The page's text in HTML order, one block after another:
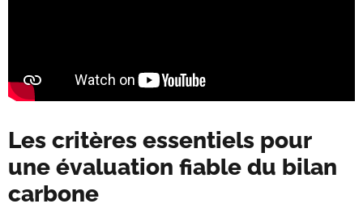
Les critères essentiels pour
une évaluation fiable du bilan
carbone